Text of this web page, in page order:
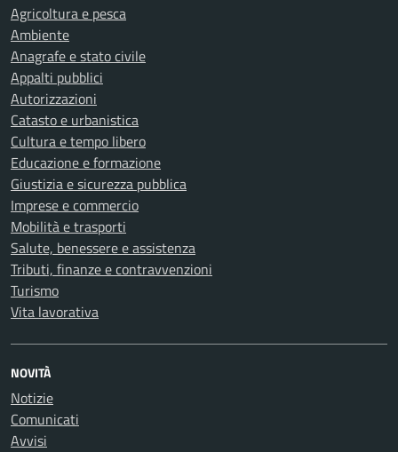
Agricoltura e pesca
Ambiente
Anagrafe e stato civile
Appalti pubblici
Autorizzazioni
Catasto e urbanistica
Cultura e tempo libero
Educazione e formazione
Giustizia e sicurezza pubblica
Imprese e commercio
Mobilità e trasporti
Salute, benessere e assistenza
Tributi, finanze e contravvenzioni
Turismo
Vita lavorativa
NOVITÀ
Notizie
Comunicati
Avvisi